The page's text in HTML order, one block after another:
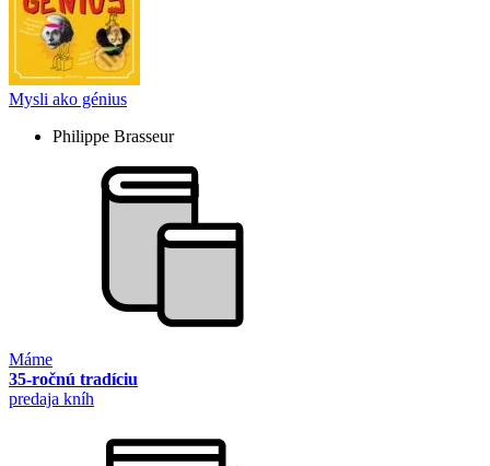
Mysli ako génius
Philippe Brasseur
Máme
35-ročnú tradíciu
predaja kníh